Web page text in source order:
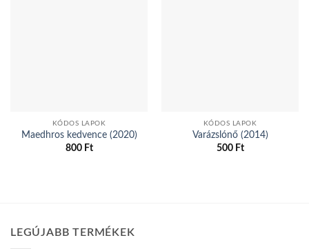
KÓDOS LAPOK
Maedhros kedvence (2020)
800 Ft
van.
KÓDOS LAPOK
Varázslónő (2014)
500 Ft
LEGÚJABB TERMÉKEK